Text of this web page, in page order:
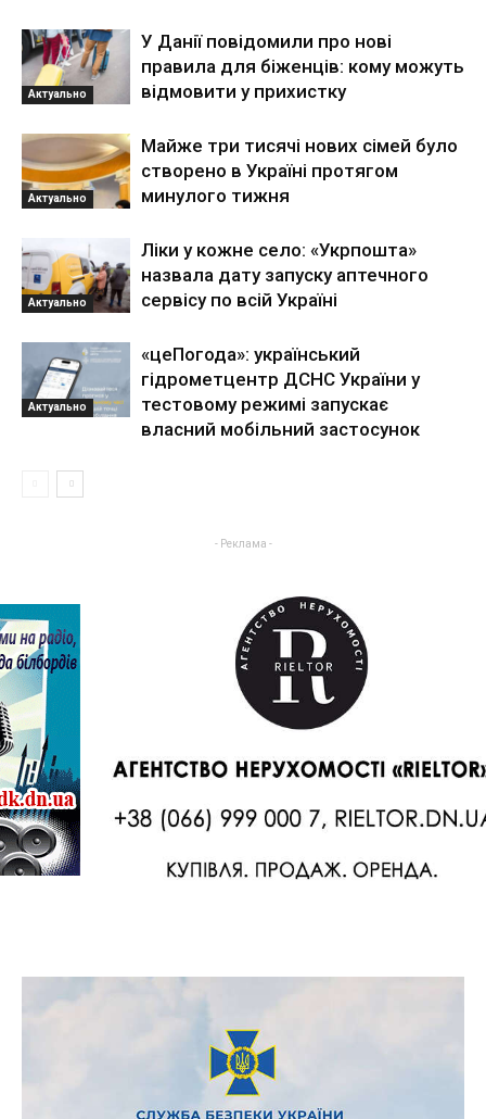
Актуально
У Данії повідомили про нові
правила для біженців: кому можуть
відмовити у прихистку
Актуально
Майже три тисячі нових сімей було
створено в Україні протягом
минулого тижня
Актуально
Ліки у кожне село: «Укрпошта»
назвала дату запуску аптечного
сервісу по всій Україні
Актуально
«цеПогода»: український
гідрометцентр ДСНС України у
тестовому режимі запускає
власний мобільний застосунок
- Реклама -